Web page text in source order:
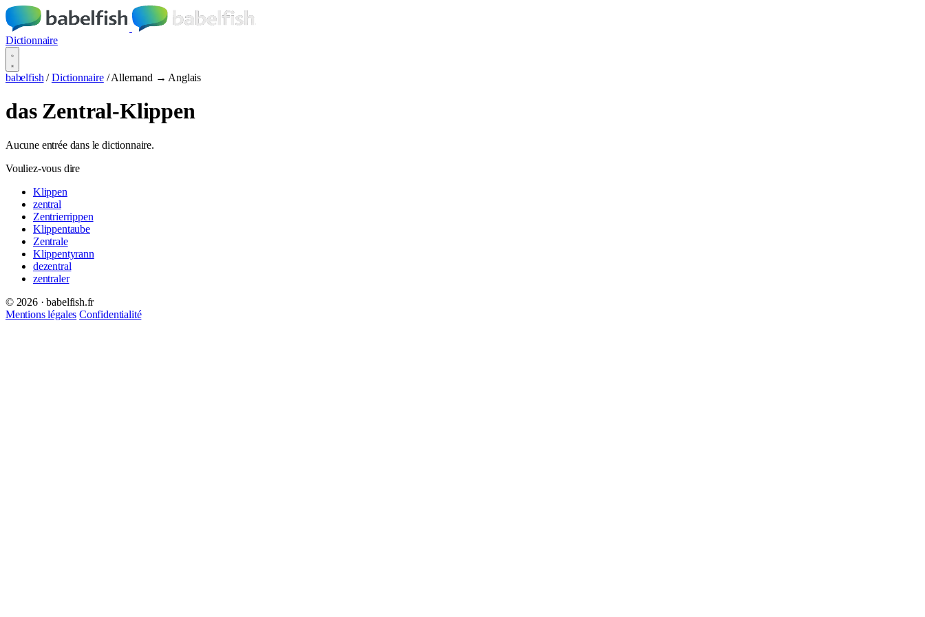
Dictionnaire
babelfish / Dictionnaire / Allemand → Anglais
das Zentral-Klippen
Aucune entrée dans le dictionnaire.
Vouliez-vous dire
Klippen
zentral
Zentrierrippen
Klippentaube
Zentrale
Klippentyrann
dezentral
zentraler
© 2026 · babelfish.fr
Mentions légales Confidentialité